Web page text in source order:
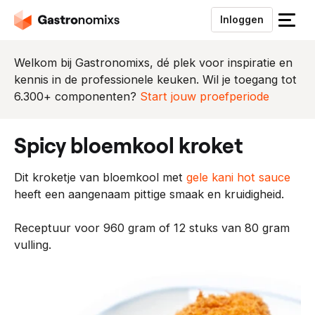
Inloggen
S
u
i
e
n
Welkom bij Gastronomixs, dé plek voor inspiratie en
kennis in de professionele keuken. Wil je toegang tot
6.300+ componenten? Start jouw proefperiode
spicy bloemkool kroket
Dit kroketje van bloemkool met gele kani hot sauce
heeft een aangenaam pittige smaak en kruidigheid.
Receptuur voor 960 gram of 12 stuks van 80 gram
vulling.